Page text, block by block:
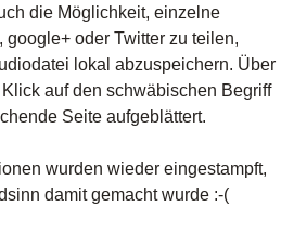
die Möglichkeit, einzelne
oder Twitter zu teilen,
lokal abzuspeichern. Über
auf den schwäbischen Begriff
Seite aufgeblättert.
wurden wieder eingestampft,
damit gemacht wurde :-(